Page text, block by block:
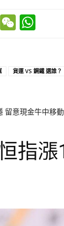
TwitterWeChat
貨運 VS 鋼鐵 選誰？
留意現金牛中移動
指